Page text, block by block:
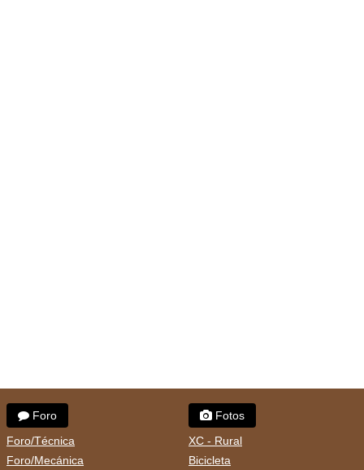
Foro
Foro/Técnica
Foro/Mecánica
Fotos
XC - Rural
Bicicleta